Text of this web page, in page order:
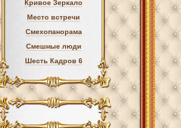
Кривое Зеркало
Место встречи
Смехопанорама
Смешные люди
Шесть Кадров 6